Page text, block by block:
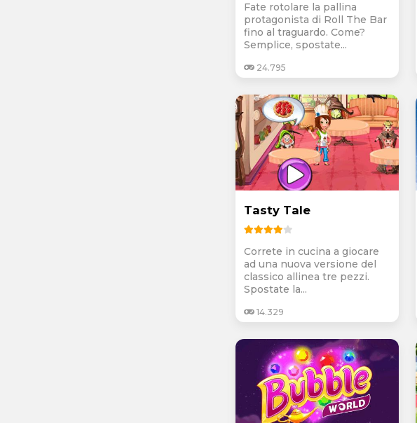
Fate rotolare la pallina
protagonista di Roll The Bar
fino al traguardo. Come?
Semplice, spostate...
24.795
Tasty Tale
Correte in cucina a giocare
ad una nuova versione del
classico allinea tre pezzi.
Spostate la...
14.329